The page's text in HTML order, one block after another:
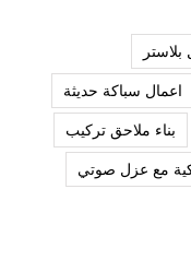
بلاستر
اعمال سباكة حديثة
بناء ملاحق تركيب
مع عزل صوتي